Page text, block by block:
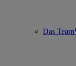
Das